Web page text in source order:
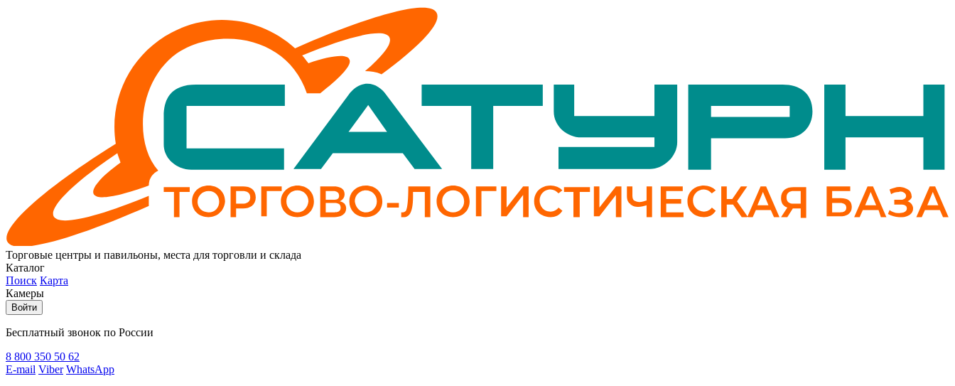
Торговые центры и павильоны, места для торговли и склада
Каталог
Поиск Карта
Камеры
Войти
Бесплатный звонок по России
8 800 350 50 62
E-mail Viber WhatsApp